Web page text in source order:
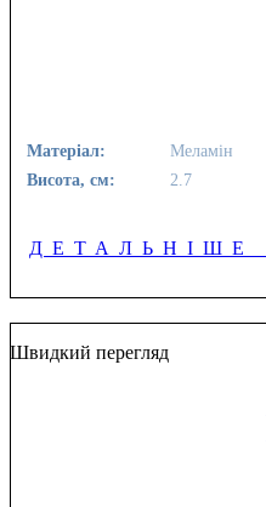
Матеріал:
Меламін
Висота, см:
2.7
ДЕТАЛЬНІШЕ
Швидкий перегляд